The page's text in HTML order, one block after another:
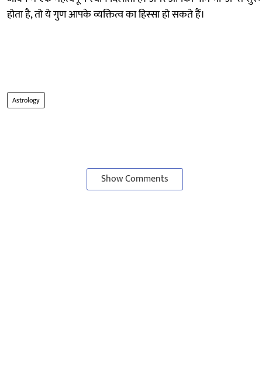
होता है, तो ये गुण आपके व्यक्तित्व का हिस्सा हो सकते हैं।
Astrology
Show Comments